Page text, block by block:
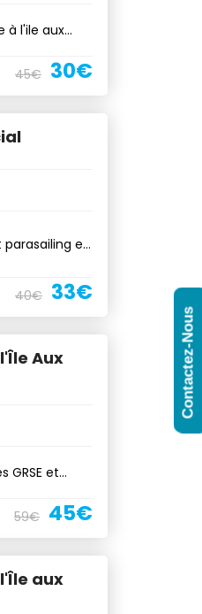
à l'ile aux
45€ 30€
en
40€ 33€
Aux
GRSE et
59€ 45€
aux
Contactez-Nous